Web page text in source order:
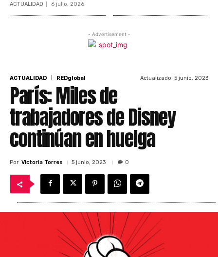
ACTUALIDAD 6 julio, 2026
- Advertisement -